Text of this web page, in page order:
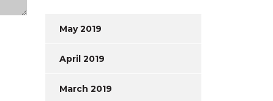
May 2019
April 2019
March 2019